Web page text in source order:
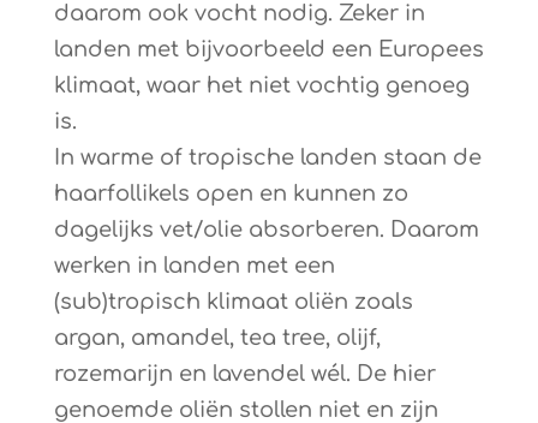
daarom ook vocht nodig. Zeker in
landen met bijvoorbeeld een Europees
klimaat, waar het niet vochtig genoeg
is.
In warme of tropische landen staan de
haarfollikels open en kunnen zo
dagelijks vet/olie absorberen. Daarom
werken in landen met een
(sub)tropisch klimaat oliën zoals
argan, amandel, tea tree, olijf,
rozemarijn en lavendel wél. De hier
genoemde oliën stollen niet en zijn